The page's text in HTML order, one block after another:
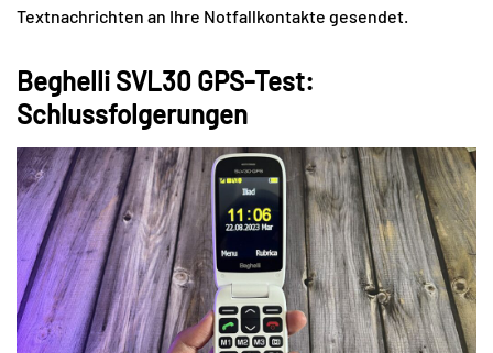
Textnachrichten an Ihre Notfallkontakte gesendet.
Beghelli SVL30 GPS-Test:
Schlussfolgerungen